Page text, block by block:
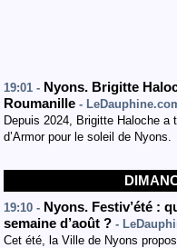
19:01 - Nyons. Brigitte
Roumanille -
Depuis 2024, Brigitte Haloche
d’Armor pour le soleil de Nyons.
19:10 - Nyons. Festiv’été :
semaine d’août ? -
Cet été, la Ville de Nyons